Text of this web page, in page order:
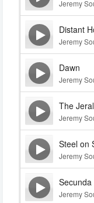
Jeremy
Distant
Jeremy
Dawn
Jeremy
The
Jeremy
Steel on
Jeremy
Secunda
Jeremy